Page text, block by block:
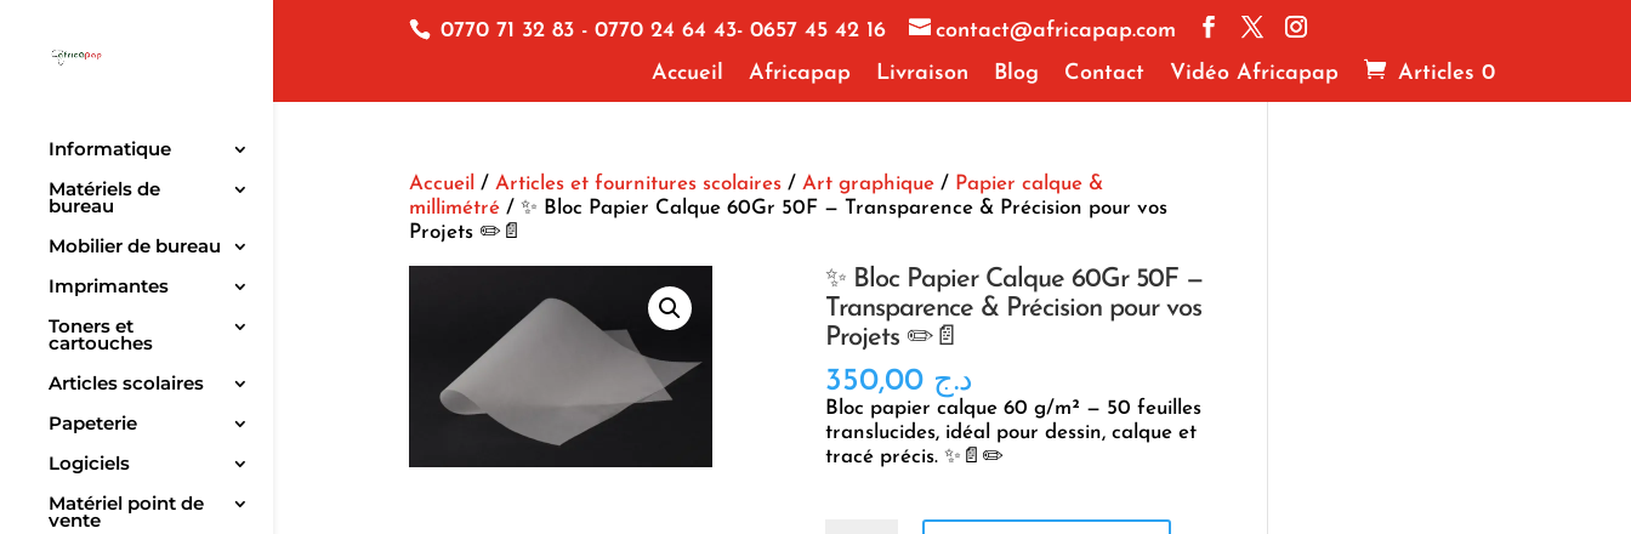
0770 71 32 83 - 0770 24 64 43- 0657 45 42 16
contact@africapap.com
Accueil
Africapap Livraison Blog Contact Vidéo Africapap Articles 0
Informatique
Matériels de
bureau
Mobilier de bureau
Imprimantes
Toners et
cartouches
Articles scolaires
Papeterie
Logiciels
Matériel point de
vente
Accueil / Articles et fournitures scolaires/ Art graphique/ Papier calque &
millimétré/ ✨ Bloc Papier Calque 60Gr 50F — Transparence & Précision pour vos
Projets ✏️📄
✨ Bloc Papier Calque 60Gr 50F —
Transparence & Précision pour vos
Projets ✏️📄
د.ج 350,00
Bloc papier calque 60 g/m² — 50 feuilles
translucides, idéal pour dessin, calque et
tracé précis. ✨📄✏️